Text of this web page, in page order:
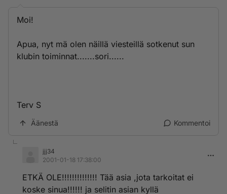
Moi!
Apua, nyt mä olen näillä viesteillä sotkenut sun
klubin toiminnat.......sori......
Terv S
Äänestä Kommentoi
jjj34
2001-01-18 17:38:00
ETKÄ OLE!!!!!!!!!!!!!! Tää asia ,jota tarkoitat ei
koske sinua!!!!!! ja selitin asian kyllä